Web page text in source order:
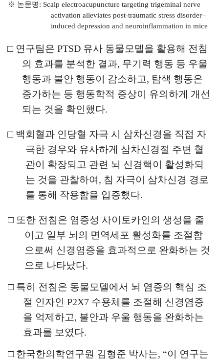
※ 논문명: Scalp electroacupuncture targeting trigeminal nerve
activation alleviates post-traumatic stress disorder–
induced depression and neuroinflammation in mice
□ 연구팀은PTSD 유사 동물모델을 활용해 전침
의 효과를 분석한 결과, 무기력 행동 등 우울
행동과 불안 행동이 감소하고, 탐색 행동은
증가하는 등 행동학적 증상이 유의하게 개선
되는 것을 확인했다.
□ 백회혈과 인당혈 자극 시 삼차신경을 직접 자
극한 경우와 유사하게 삼차신경절 주변 혈
관이 확장되고 관련 뇌 신경핵이 활성화되
는 것을 관찰하여 , 침 자극이 삼차신경 경로
를 통해 작용함을 입증했다.
□ 또한 전침은 염증성 사이토카인의 생성을 줄
이고 일부 뇌의 면역세포 활성화를 조절함
으로써 신경염증을 효과적으로 완화하는 것
으로 나타났다.
□ 특히 전침은 동물모델에서 뇌 염증의 핵심 조
절 인자인 P2X7 수용체를 조절해 신경염증
을 억제하고, 불안과 우울 행동을 완화하는
효과를 보였다.
□ 한국한의학연구원 김형준 박사는, “이 연구는